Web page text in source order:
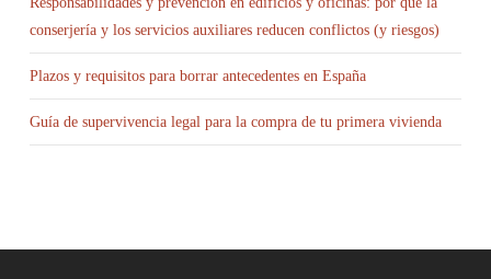
conserjería y los servicios auxiliares reducen conflictos (y riesgos)
Plazos y requisitos para borrar antecedentes en España
Guía de supervivencia legal para la compra de tu primera vivienda